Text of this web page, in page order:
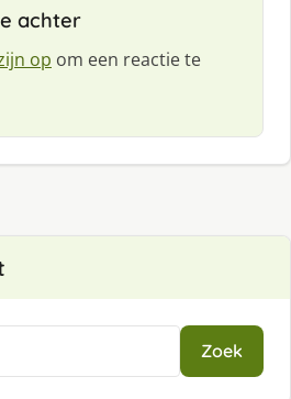
achter
op om een reactie te
Zoek